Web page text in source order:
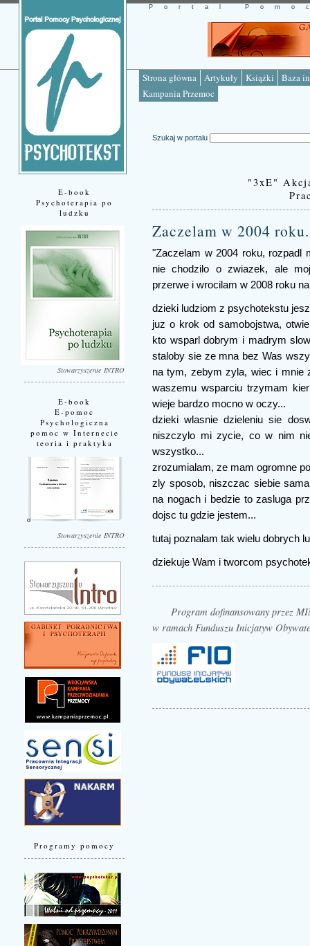
Strona główna Artykuły Książki
Baza
Kampania Przemoc
Portal
E-book
Psychoterapia po
ludzku
Stowarzyszenie INTRO
E-book
E-pomoc
Psychologiczna
pomoc w Internecie
teoria i praktyka
Stowarzyszenie INTRO
Programy pomocy
Szukaj w portalu
"3xE"
Zaczelam w 2004
"Zaczelam w 2004 roku, rozpadl
nie chodzilo o zwiazek, ale
przerwe i wrocilam w 2008 roku
dzieki ludziom z psychotekstu
juz o krok od samobojstwa,
kto wsparl dobrym i madrym
staloby sie ze mna bez Was
na tym, zebym zyla, wiec i mnie
waszemu wsparciu trzymam
wieje bardzo mocno w oczy...
dzieki wlasnie dzieleniu sie
niszczylo mi zycie, co w nim
wszystko...
zrozumialam, ze mam ogromne
zly sposob, niszczac siebie
na nogach i bedzie to zasluga
dojsc tu gdzie jestem...
tutaj poznalam tak wielu dobrych
dziekuje Wam i tworcom
Program dofinansowany przez
w ramach Funduszu Inicjatyw